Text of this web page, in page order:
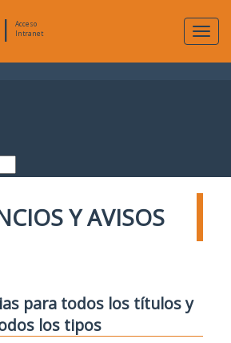
|
Acceso
Intranet
Y AVISOS
para todos los títulos y
los tipos